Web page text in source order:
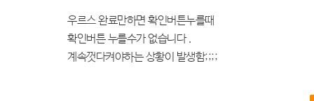
우르스 완료만하면 확인버튼누를때
확인버튼 누를수가 없습니다 .
계속껏다켜야하는 상황이 발생함;;;;